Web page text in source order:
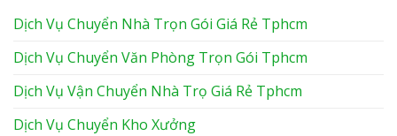
Dịch Vụ Chuyển Nhà Trọn Gói Giá Rẻ Tphcm
Dịch Vụ Chuyển Văn Phòng Trọn Gói Tphcm
Dịch Vụ Vận Chuyển Nhà Trọ Giá Rẻ Tphcm
Dịch Vụ Chuyển Kho Xưởng